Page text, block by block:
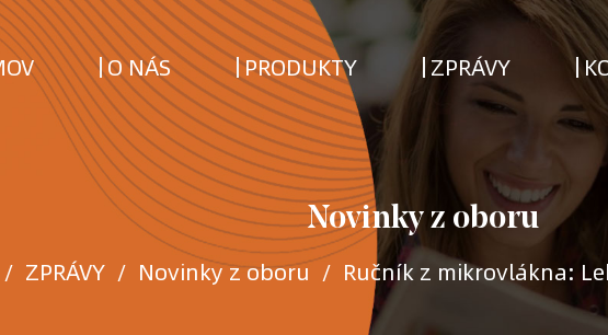
O NÁS PRODUKTY ZPRÁVY
Novinky z oboru
/ ZPRÁVY / Novinky z oboru/ Ručník z mikrovlákna: